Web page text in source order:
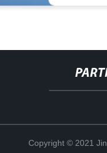
Copyright © 2021